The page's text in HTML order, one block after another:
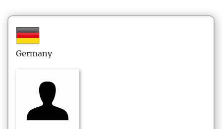
Germany